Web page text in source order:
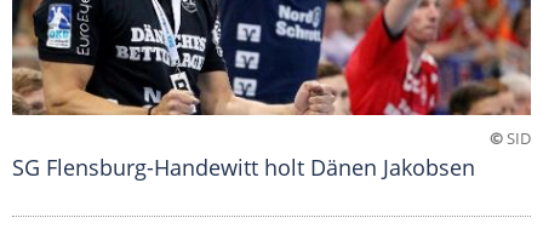
©SID
SG Flensburg-Handewitt holt Dänen Jakobsen